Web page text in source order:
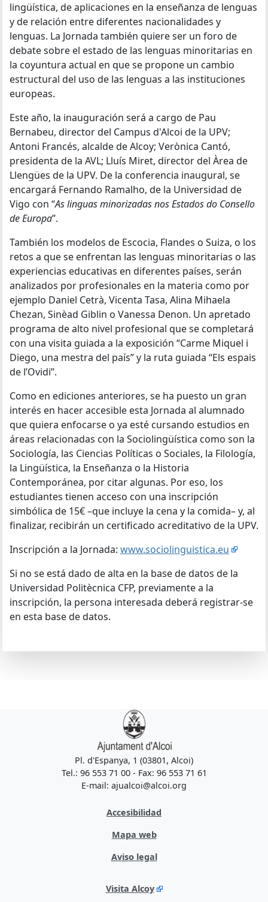
lingüística, de aplicaciones en la enseñanza de lenguas
y de relación entre diferentes nacionalidades y
lenguas. La Jornada también quiere ser un foro de
debate sobre el estado de las lenguas minoritarias en
la coyuntura actual en que se propone un cambio
estructural del uso de las lenguas a las instituciones
europeas.
Este año, la inauguración será a cargo de Pau
Bernabeu, director del Campus d'Alcoi de la UPV;
Antoni Francés, alcalde de Alcoy; Verònica Cantó,
presidenta de la AVL; Lluís Miret, director del Àrea de
Llengües de la UPV. De la conferencia inaugural, se
encargará Fernando Ramalho, de la Universidad de
Vigo con “As linguas minorizadas nos Estados do Consello
de Europa”.
También los modelos de Escocia, Flandes o Suiza, o los
retos a que se enfrentan las lenguas minoritarias o las
experiencias educativas en diferentes países, serán
analizados por profesionales en la materia como por
ejemplo Daniel Cetrà, Vicenta Tasa, Alina Mihaela
Chezan, Sinèad Giblin o Vanessa Denon. Un apretado
programa de alto nivel profesional que se completará
con una visita guiada a la exposición “Carme Miquel i
Diego, una mestra del país” y la ruta guiada “Els espais
de l’Ovidi”.
Como en ediciones anteriores, se ha puesto un gran
interés en hacer accesible esta Jornada al alumnado
que quiera enfocarse o ya esté cursando estudios en
áreas relacionadas con la Sociolingüística como son la
Sociología, las Ciencias Políticas o Sociales, la Filología,
la Lingüística, la Enseñanza o la Historia
Contemporánea, por citar algunas. Por eso, los
estudiantes tienen acceso con una inscripción
simbólica de 15€ –que incluye la cena y la comida– y, al
finalizar, recibirán un certificado acreditativo de la UPV.
Inscripción a la Jornada: www.sociolinguistica.eu
Si no se está dado de alta en la base de datos de la
Universidad Politècnica CFP, previamente a la
inscripción, la persona interesada deberá registrar-se
en esta base de datos.
Pl. d'Espanya, 1 (03801, Alcoi)
Tel.: 96 553 71 00 - Fax: 96 553 71 61
E-mail: ajualcoi@alcoi.org
Accesibilidad
Mapa web
Aviso legal
Visita Alcoy